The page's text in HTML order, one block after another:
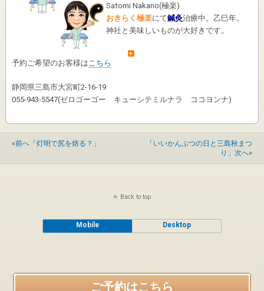
Satomi Nakano(極楽)
おきらく極楽にて鍼灸治療中。乙巳年。
神社と美味しいものが大好きです。
予約ご希望のお客様は こちら
静岡県三島市大宮町2-16-19
055-943-5547(ゼロゴーゴー キューシテミルナラ ココヨンナ)
«前へ「灯明で尻を焙る？」
「いいかんぶつの日と三島秋まつ
り」次へ»
ご予約はこちら
Back to top
Mobile Desktop